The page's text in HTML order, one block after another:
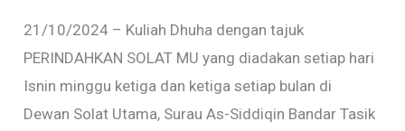
21/10/2024 – Kuliah Dhuha dengan tajuk
PERINDAHKAN SOLAT MU yang diadakan setiap hari
Isnin minggu ketiga dan ketiga setiap bulan di
Dewan Solat Utama, Surau As-Siddiqin Bandar Tasik
Muslimat)